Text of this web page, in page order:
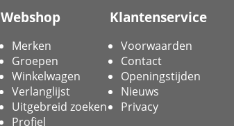
Webshop
Merken
Groepen
Winkelwagen
Verlanglijst
Uitgebreid zoeken
Profiel
Klantenservice
Voorwaarden
Contact
Openingstijden
Nieuws
Privacy